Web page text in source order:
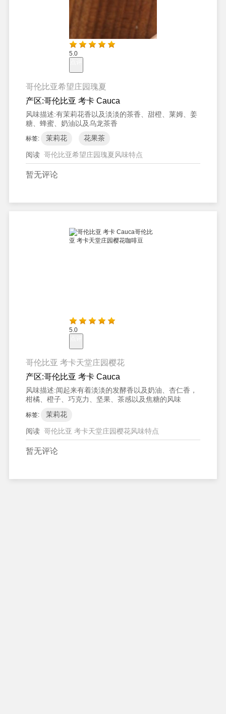
5.0
哥伦比亚希望庄园瑰夏
产区:哥伦比亚 考卡 Cauca
风味描述:有茉莉花香以及淡淡的茶香、甜橙、莱姆、姜
糖、蜂蜜、奶油以及乌龙茶香
标签: 茉莉花 花果茶
阅读 哥伦比亚希望庄园瑰夏风味特点
暂无评论
5.0
哥伦比亚 考卡天堂庄园樱花
产区:哥伦比亚 考卡 Cauca
风味描述:闻起来有着淡淡的发酵香以及奶油、杏仁香，
柑橘、橙子、巧克力、坚果、茶感以及焦糖的风味
标签: 茉莉花
阅读 哥伦比亚 考卡天堂庄园樱花风味特点
暂无评论